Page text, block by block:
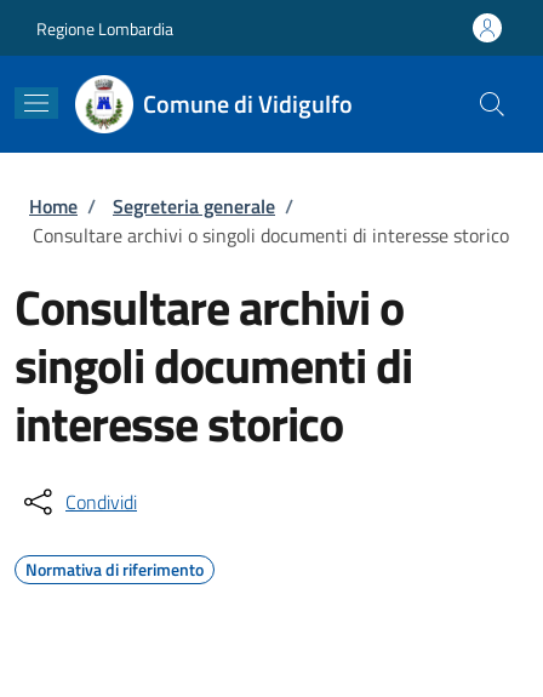
Regione Lombardia
Comune di Vidigulfo
Briciole di pane
Home / Segreteria generale /
Consultare archivi o singoli documenti di interesse storico
Consultare archivi o
singoli documenti di
interesse storico
Condividi
Normativa di riferimento